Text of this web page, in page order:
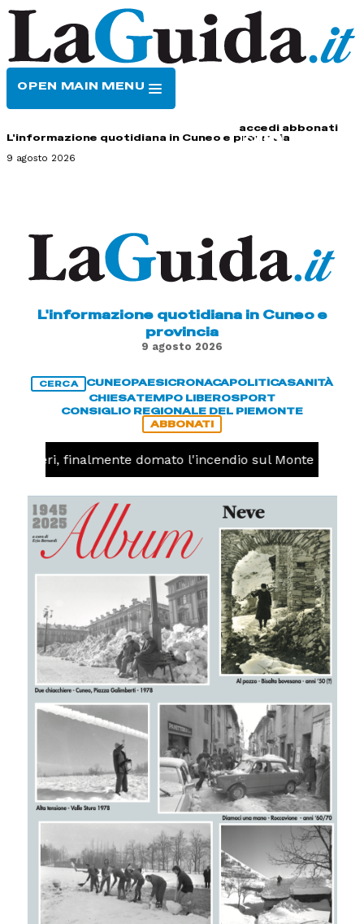
OPEN MAIN MENU
accedi abbonati
L'informazione quotidiana in Cuneo e provincia
9 agosto 2026
L'informazione quotidiana in Cuneo e
provincia
9 agosto 2026
CERCA CUNEOPAESICRONACAPOLITICASANITÀ
CHIESATEMPO LIBEROSPORT
CONSIGLIO REGIONALE DEL PIEMONTE
ABBONATI
finalmente domato l'incendio sul Monte Piastra